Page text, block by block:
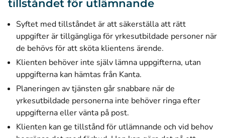
tillståndet för utlämnande
Syftet med tillståndet är att säkerställa att rätt
uppgifter är tillgängliga för yrkesutbildade personer när
de behövs för att sköta klientens ärende.
Klienten behöver inte själv lämna uppgifterna, utan
uppgifterna kan hämtas från Kanta.
Planeringen av tjänsten går snabbare när de
yrkesutbildade personerna inte behöver ringa efter
uppgifterna eller vänta på post.
Klienten kan ge tillstånd för utlämnande och vid behov